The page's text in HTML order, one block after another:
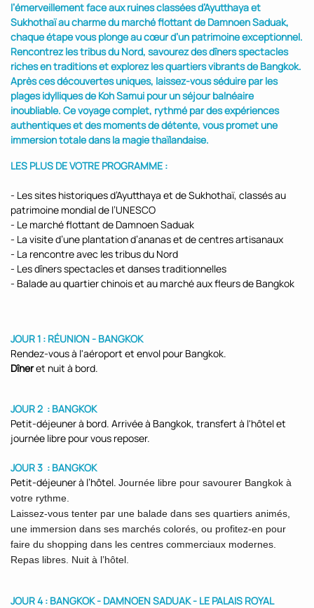
l’émerveillement face aux ruines classées d’Ayutthaya et
Sukhothaï au charme du marché flottant de Damnoen Saduak,
chaque étape vous plonge au cœur d’un patrimoine exceptionnel.
Rencontrez les tribus du Nord, savourez des dîners spectacles
riches en traditions et explorez les quartiers vibrants de Bangkok.
Après ces découvertes uniques, laissez-vous séduire par les
plages idylliques de Koh Samui pour un séjour balnéaire
inoubliable. Ce voyage complet, rythmé par des expériences
authentiques et des moments de détente, vous promet une
immersion totale dans la magie thaïlandaise.
LES PLUS DE VOTRE PROGRAMME :
- Les sites historiques d’Ayutthaya et de Sukhothaï, classés au
patrimoine mondial de l’UNESCO
- Le marché flottant de Damnoen Saduak
- La visite d’une plantation d’ananas et de centres artisanaux
- La rencontre avec les tribus du Nord
- Les dîners spectacles et danses traditionnelles
- Balade au quartier chinois et au marché aux fleurs de Bangkok
JOUR 1 : RÉUNION - BANGKOK
Rendez-vous à l'aéroport et envol pour Bangkok.
Dîneret nuit à bord.
JOUR 2 : BANGKOK
Petit-déjeuner à bord. Arrivée à Bangkok, transfert à l'hôtel et
journée libre pour vous reposer.
JOUR 3 : BANGKOK
Petit-déjeuner à l’hôtel. Journée libre pour savourer Bangkok à
votre rythme.
Laissez-vous tenter par une balade dans ses quartiers animés,
une immersion dans ses marchés colorés, ou profitez-en pour
faire du shopping dans les centres commerciaux modernes.
Repas libres. Nuit à l’hôtel.
JOUR 4 : BANGKOK - DAMNOEN SADUAK - LE PALAIS ROYAL